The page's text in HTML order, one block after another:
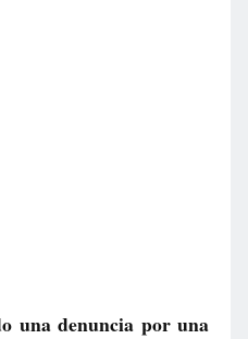
una denuncia por una